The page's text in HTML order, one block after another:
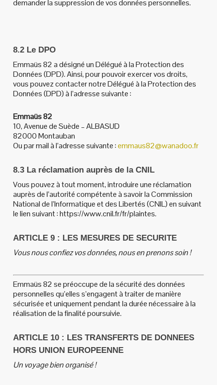
demander la suppression de vos données personnelles.
8.2 Le DPO
Emmaüs 82 a désigné un Délégué à la Protection des
Données (DPD). Ainsi, pour pouvoir exercer vos droits,
vous pouvez contacter notre Délégué à la Protection des
Données (DPD) à l’adresse suivante :
Emmaüs 82
10, Avenue de Suède – ALBASUD
82000 Montauban
Ou par mail à l’adresse suivante :emmaus82@wanadoo.fr
8.3 La réclamation auprès de la CNIL
Vous pouvez à tout moment, introduire une réclamation
auprès de l’autorité compétente à savoir la Commission
National de l’Informatique et des Libertés (CNIL) en suivant
le lien suivant : https://www.cnil.fr/fr/plaintes.
ARTICLE 9 : LES MESURES DE SECURITE
Vous nous confiez vos données, nous en prenons soin !
Emmaüs 82 se préoccupe de la sécurité des données
personnelles qu’elles s’engagent à traiter de manière
sécurisée et uniquement pendant la durée nécessaire à la
réalisation de la finalité poursuivie.
ARTICLE 10 : LES TRANSFERTS DE DONNEES
HORS UNION EUROPEENNE
Un voyage bien organisé !